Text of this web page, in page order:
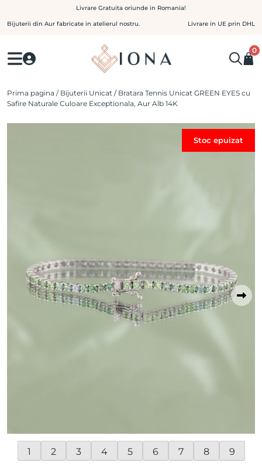
to
Livrare Gratuita oriunde in Romania!
Bijuterii din Aur fabricate in atelierul nostru. Livrare in UE prin DHL
0
Prima pagina / Bijuterii Unicat / Bratara Tennis Unicat GREEN EYES cu
Safire Naturale Culoare Exceptionala, Aur Alb 14K
Stoc epuizat
1 2 3 4 5 6 7 8 9